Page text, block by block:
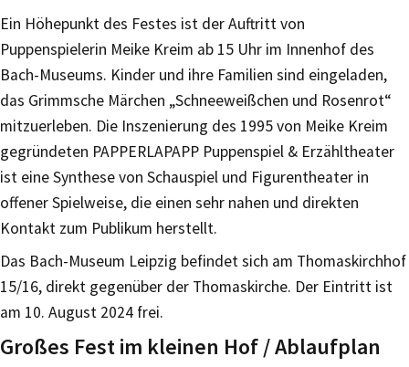
Ein Höhepunkt des Festes ist der Auftritt von
Puppenspielerin Meike Kreim ab 15 Uhr im Innenhof des
Bach-Museums. Kinder und ihre Familien sind eingeladen,
das Grimmsche Märchen „Schneeweißchen und Rosenrot“
mitzuerleben. Die Inszenierung des 1995 von Meike Kreim
gegründeten PAPPERLAPAPP Puppenspiel & Erzähltheater
ist eine Synthese von Schauspiel und Figurentheater in
offener Spielweise, die einen sehr nahen und direkten
Kontakt zum Publikum herstellt.
Das Bach-Museum Leipzig befindet sich am Thomaskirchhof
15/16, direkt gegenüber der Thomaskirche. Der Eintritt ist
am 10. August 2024 frei.
Großes Fest im kleinen Hof / Ablaufplan